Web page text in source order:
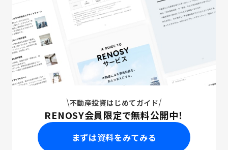
不動産投資はじめてガイド
RENOSY会員限定で無料公開中！
まずは資料をみてみる